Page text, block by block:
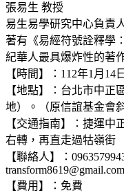
張易生 教授
易生易學研究中心負責
著有《易經符號詮釋學
紀華人最具爆炸性的著
【時間】：112年1月14
【地點】：台北市中正
地）。（原信誼基金會
【交通指南】：捷運中
右轉，再直走過牯嶺街
【聯絡人】：
transform8619@gmail.com
【費用】：免費